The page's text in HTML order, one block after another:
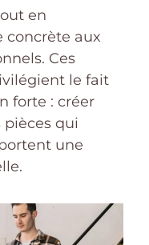
en
concrète aux
Ces
le fait
forte : créer
pièces qui
une